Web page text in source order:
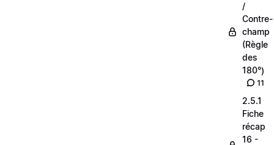
/
Contre-
champ
(Règle
des
180°)
11
2.5.1
Fiche
récap
16 -